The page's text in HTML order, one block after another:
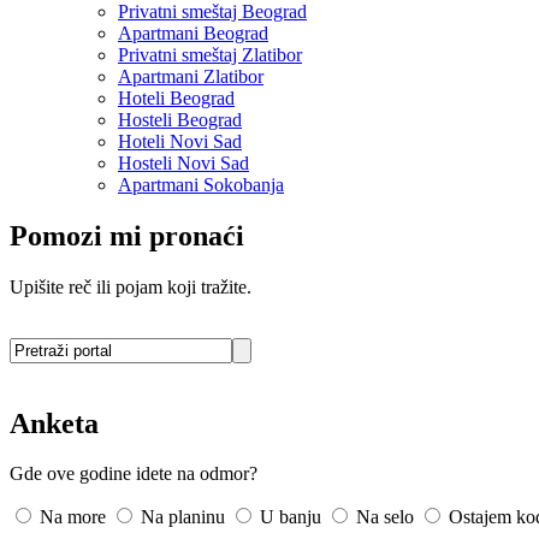
Privatni smeštaj Beograd
Apartmani Beograd
Privatni smeštaj Zlatibor
Apartmani Zlatibor
Hoteli Beograd
Hosteli Beograd
Hoteli Novi Sad
Hosteli Novi Sad
Apartmani Sokobanja
Pomozi mi pronaći
Upišite reč ili pojam koji tražite.
Anketa
Gde ove godine idete na odmor?
Na more Na planinu U banju Na selo Ostajem